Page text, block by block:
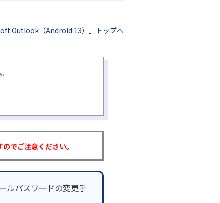
Outlook（Android 13）」トップへ
でご注意ください。
ルパスワードの変更手